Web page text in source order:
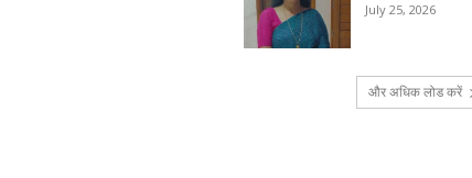
July 25, 2026
और अधिक लोड करें